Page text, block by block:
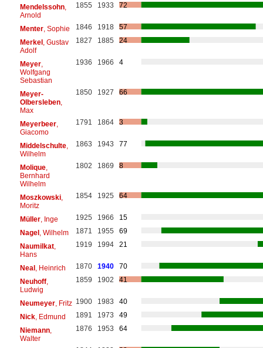
Mendelssohn,
Arnold
1855 1933 72
Menter, Sophie 1846 1918
57
Merkel, Gustav
Adolf
1827 1885 24
Meyer,
Wolfgang
Sebastian
1936 1966 4
Meyer-
Olbersleben,
Max
1850 1927 66
Meyerbeer,
Giacomo
1791 1864 3
Middelschulte,
Wilhelm
1863 1943 77
Molique,
Bernhard
Wilhelm
1802 1869 8
Moszkowski,
Moritz
1854 1925 64
Müller, Inge 1925 1966
15
Nagel, Wilhelm 1871 1955
69
Naumilkat,
Hans
1919 1994 21
Neal, Heinrich 1870 1940
70
Neuhoff,
Ludwig
1859 1902 41
Neumeyer, Fritz 1900 1983
40
Nick, Edmund 1891 1973
49
Niemann,
Walter
1876 1953 64